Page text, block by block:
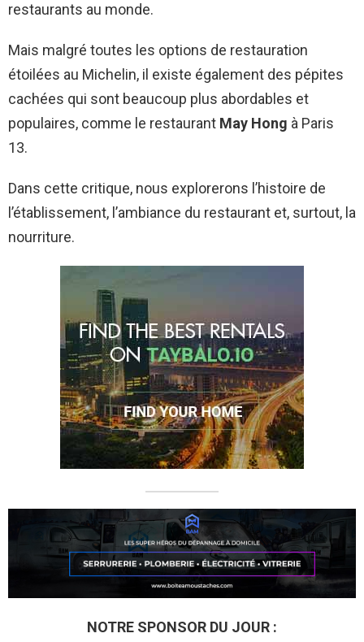
restaurants au monde.
Mais malgré toutes les options de restauration
étoilées au Michelin, il existe également des pépites
cachées qui sont beaucoup plus abordables et
populaires, comme le restaurant May Hong à Paris
13.
Dans cette critique, nous explorerons l’histoire de
l’établissement, l’ambiance du restaurant et, surtout, la
nourriture.
NOTRE SPONSOR DU JOUR :